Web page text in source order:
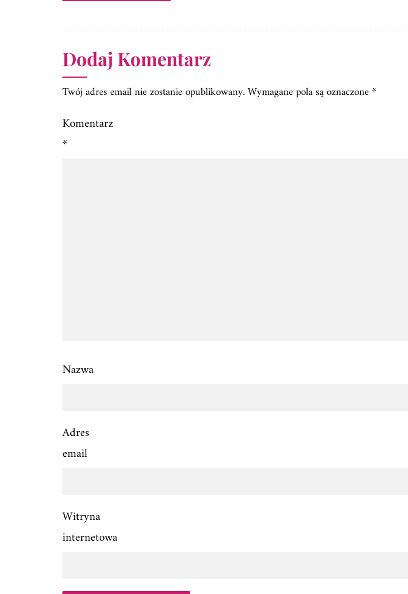
Dodaj Komentarz
Twój adres email nie zostanie opublikowany.Wymagane pola są oznaczone*
Komentarz
*
Nazwa
Adres
email
Witryna
internetowa